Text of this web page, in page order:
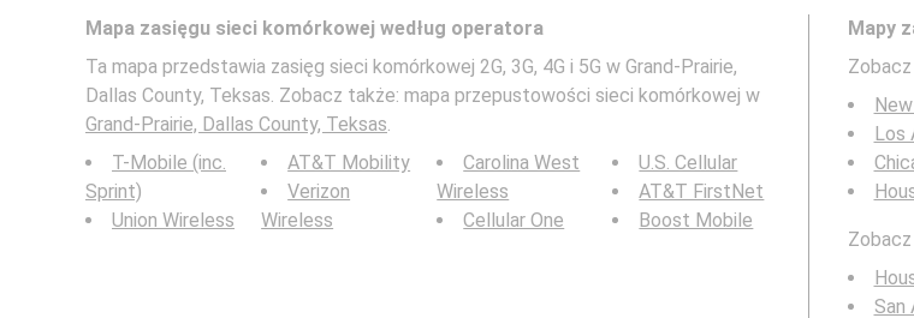
Mapa zasięgu sieci komórkowej według operatora
Ta mapa przedstawia zasięg sieci komórkowej 2G, 3G, 4G i 5G w Grand-Prairie,
Dallas County, Teksas. Zobacz także: mapa przepustowości sieci komórkowej w
Grand-Prairie, Dallas County, Teksas.
T-Mobile (inc.
Sprint)
Union Wireless
AT&T Mobility
Verizon
Wireless
Carolina West
Wireless
Cellular One
U.S. Cellular
AT&T FirstNet
Boost Mobile
Mapy
Los
San